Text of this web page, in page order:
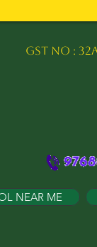
GST NO :
NEAR ME